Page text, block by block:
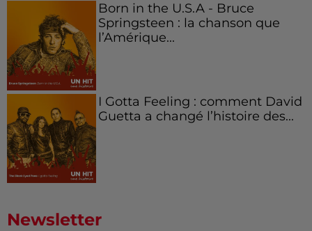
Born in the U.S.A - Bruce
Springsteen : la chanson que
l’Amérique...
I Gotta Feeling : comment David
Guetta a changé l’histoire des...
Newsletter